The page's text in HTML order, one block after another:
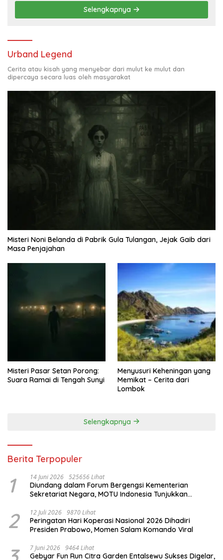
Selengkapnya
Urband Legend
Cerita atau kisah yang menyebar dari mulut ke mulut dan
dipercaya secara luas oleh masyarakat
Misteri Noni Belanda di Pabrik Gula Tulangan, Jejak Gaib dari
Masa Penjajahan
Misteri Pasar Setan Porong:
Suara Ramai di Tengah Sunyi
Menyusuri Keheningan yang
Memikat – Cerita dari
Lombok
Selengkapnya
Berita Terpopuler
1 14 Juni 2026 525656 Lihat
Diundang dalam Forum Bergengsi Kementerian
Sekretariat Negara, MOTU Indonesia Tunjukkan
2 12 Juli 2026 9870 Lihat
Peringatan Hari Koperasi Nasional 2026 Dihadiri
Presiden Prabowo, Momen Salam Komando Viral
7 Juni 2026 9464 Lihat
Gebyar Fun Run Citra Garden Entalsewu Sukses Digelar,